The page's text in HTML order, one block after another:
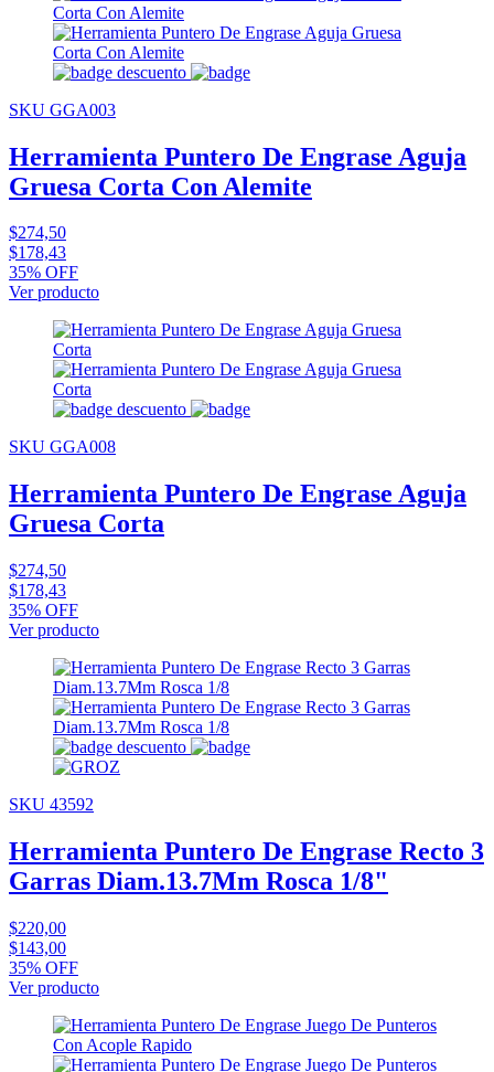
SKU GGA003
Herramienta Puntero De Engrase Aguja
Gruesa Corta Con Alemite
$274,50
$178,43
35% OFF
Ver producto
SKU GGA008
Herramienta Puntero De Engrase Aguja
Gruesa Corta
$274,50
$178,43
35% OFF
Ver producto
SKU 43592
Herramienta Puntero De Engrase Recto 3
Garras Diam.13.7Mm Rosca 1/8"
$220,00
$143,00
35% OFF
Ver producto